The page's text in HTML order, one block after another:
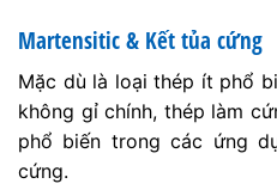
Martensitic & Kết tủa cứng
Mặc dù là loại thép ít phổ
không gỉ chính, thép làm
phổ biến trong các ứng
cứng.